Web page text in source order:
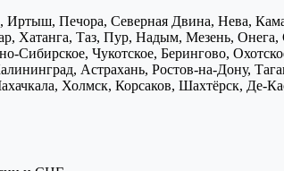
Печора, Северная Двина, Нева,
Хатанга, Таз, Пур, Надым, Мезень,
Сибирское, Чукотское, Берингово,
Астрахань, Ростов-на-Дону,
Холмск, Корсаков, Шахтёрск, Де-